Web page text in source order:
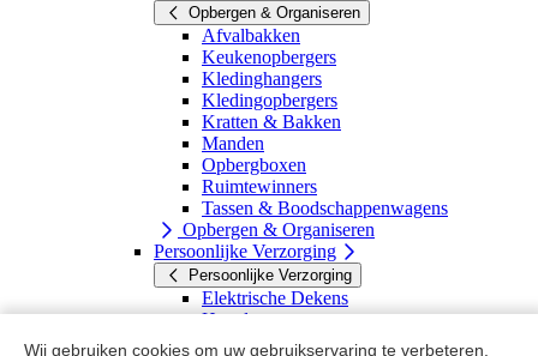
Wij gebruiken cookies om uw gebruikservaring te verbeteren.
Opbergen & Organiseren
Afvalbakken
Keukenopbergers
Kledinghangers
Kledingopbergers
Kratten & Bakken
Manden
Opbergboxen
Ruimtewinners
Tassen & Boodschappenwagens
Opbergen & Organiseren
Persoonlijke Verzorging
Persoonlijke Verzorging
Elektrische Dekens
Haardrogers
Leesbrillen